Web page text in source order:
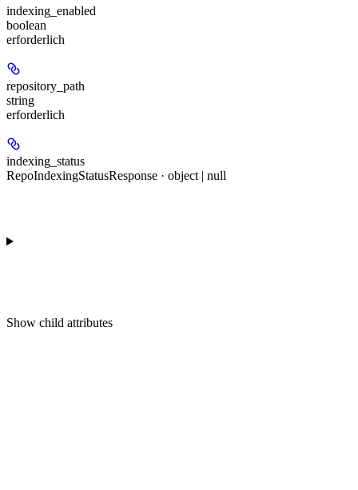
indexing_enabled
boolean
erforderlich
repository_path
string
erforderlich
indexing_status
RepoIndexingStatusResponse · object | null
Show child attributes